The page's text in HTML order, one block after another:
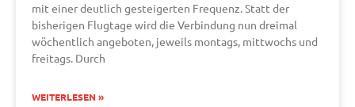
mit einer deutlich gesteigerten Frequenz. Statt der
bisherigen Flugtage wird die Verbindung nun dreimal
wöchentlich angeboten, jeweils montags, mittwochs und
freitags. Durch
WEITERLESEN »